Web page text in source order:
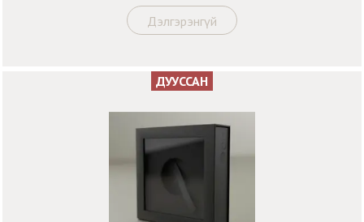
Дэлгэрэнгүй
ДУУССАН